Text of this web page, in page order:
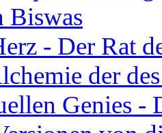
Biswas
- Der Rat
der
Genies -